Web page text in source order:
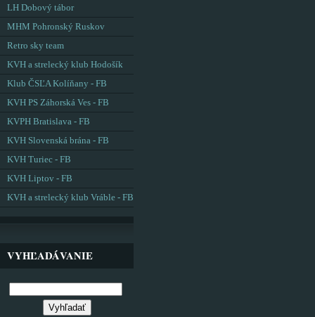
LH Dobový tábor
MHM Pohronský Ruskov
Retro sky team
KVH a strelecký klub Hodošík
Klub ČSĽA Kolíňany - FB
KVH PS Záhorská Ves - FB
KVPH Bratislava - FB
KVH Slovenská brána - FB
KVH Turiec - FB
KVH Liptov - FB
KVH a strelecký klub Vráble - FB
VYHĽADÁVANIE